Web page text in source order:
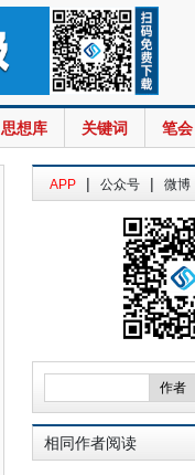
思想库 关键词 笔会
APP | 公众号 | 微博
相同作者阅读